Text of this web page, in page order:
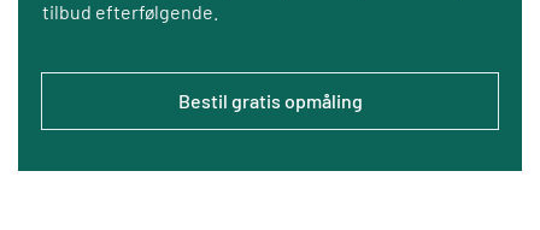
tilbud efterfølgende.
Bestil gratis opmåling